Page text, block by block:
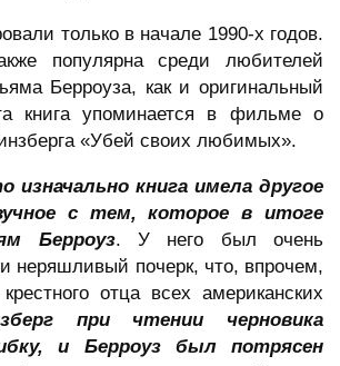
только в начале 1990-х годов.
популярна среди любителей
Берроуза, как и оригинальный
книга упоминается в фильме о
«Убей своих любимых».
изначально книга имела другое
с тем, которое в итоге
Берроуз. У него был очень
неряшливый почерк, что, впрочем,
отца всех американских
при чтении черновика
и Берроуз был потрясен